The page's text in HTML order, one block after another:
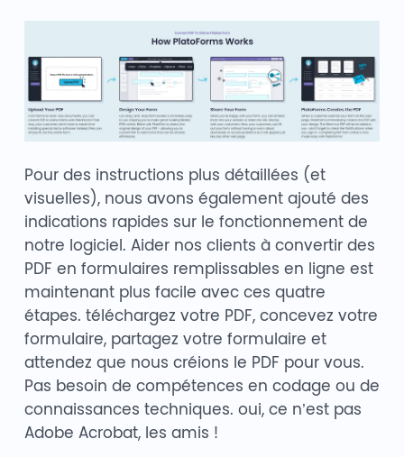
Pour des instructions plus détaillées (et
visuelles), nous avons également ajouté des
indications rapides sur le fonctionnement de
notre logiciel. Aider nos clients à convertir des
PDF en formulaires remplissables en ligne est
maintenant plus facile avec ces quatre
étapes. téléchargez votre PDF, concevez votre
formulaire, partagez votre formulaire et
attendez que nous créions le PDF pour vous.
Pas besoin de compétences en codage ou de
connaissances techniques. oui, ce n’est pas
Adobe Acrobat, les amis !